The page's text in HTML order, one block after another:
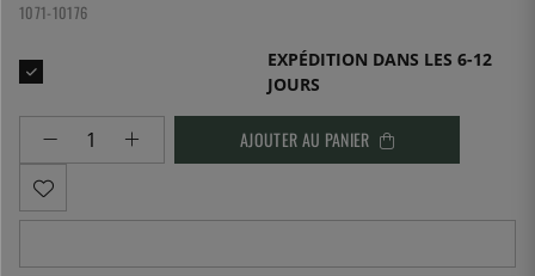
1071-10176
EXPÉDITION DANS LES 6-12
JOURS
AJOUTER AU PANIER